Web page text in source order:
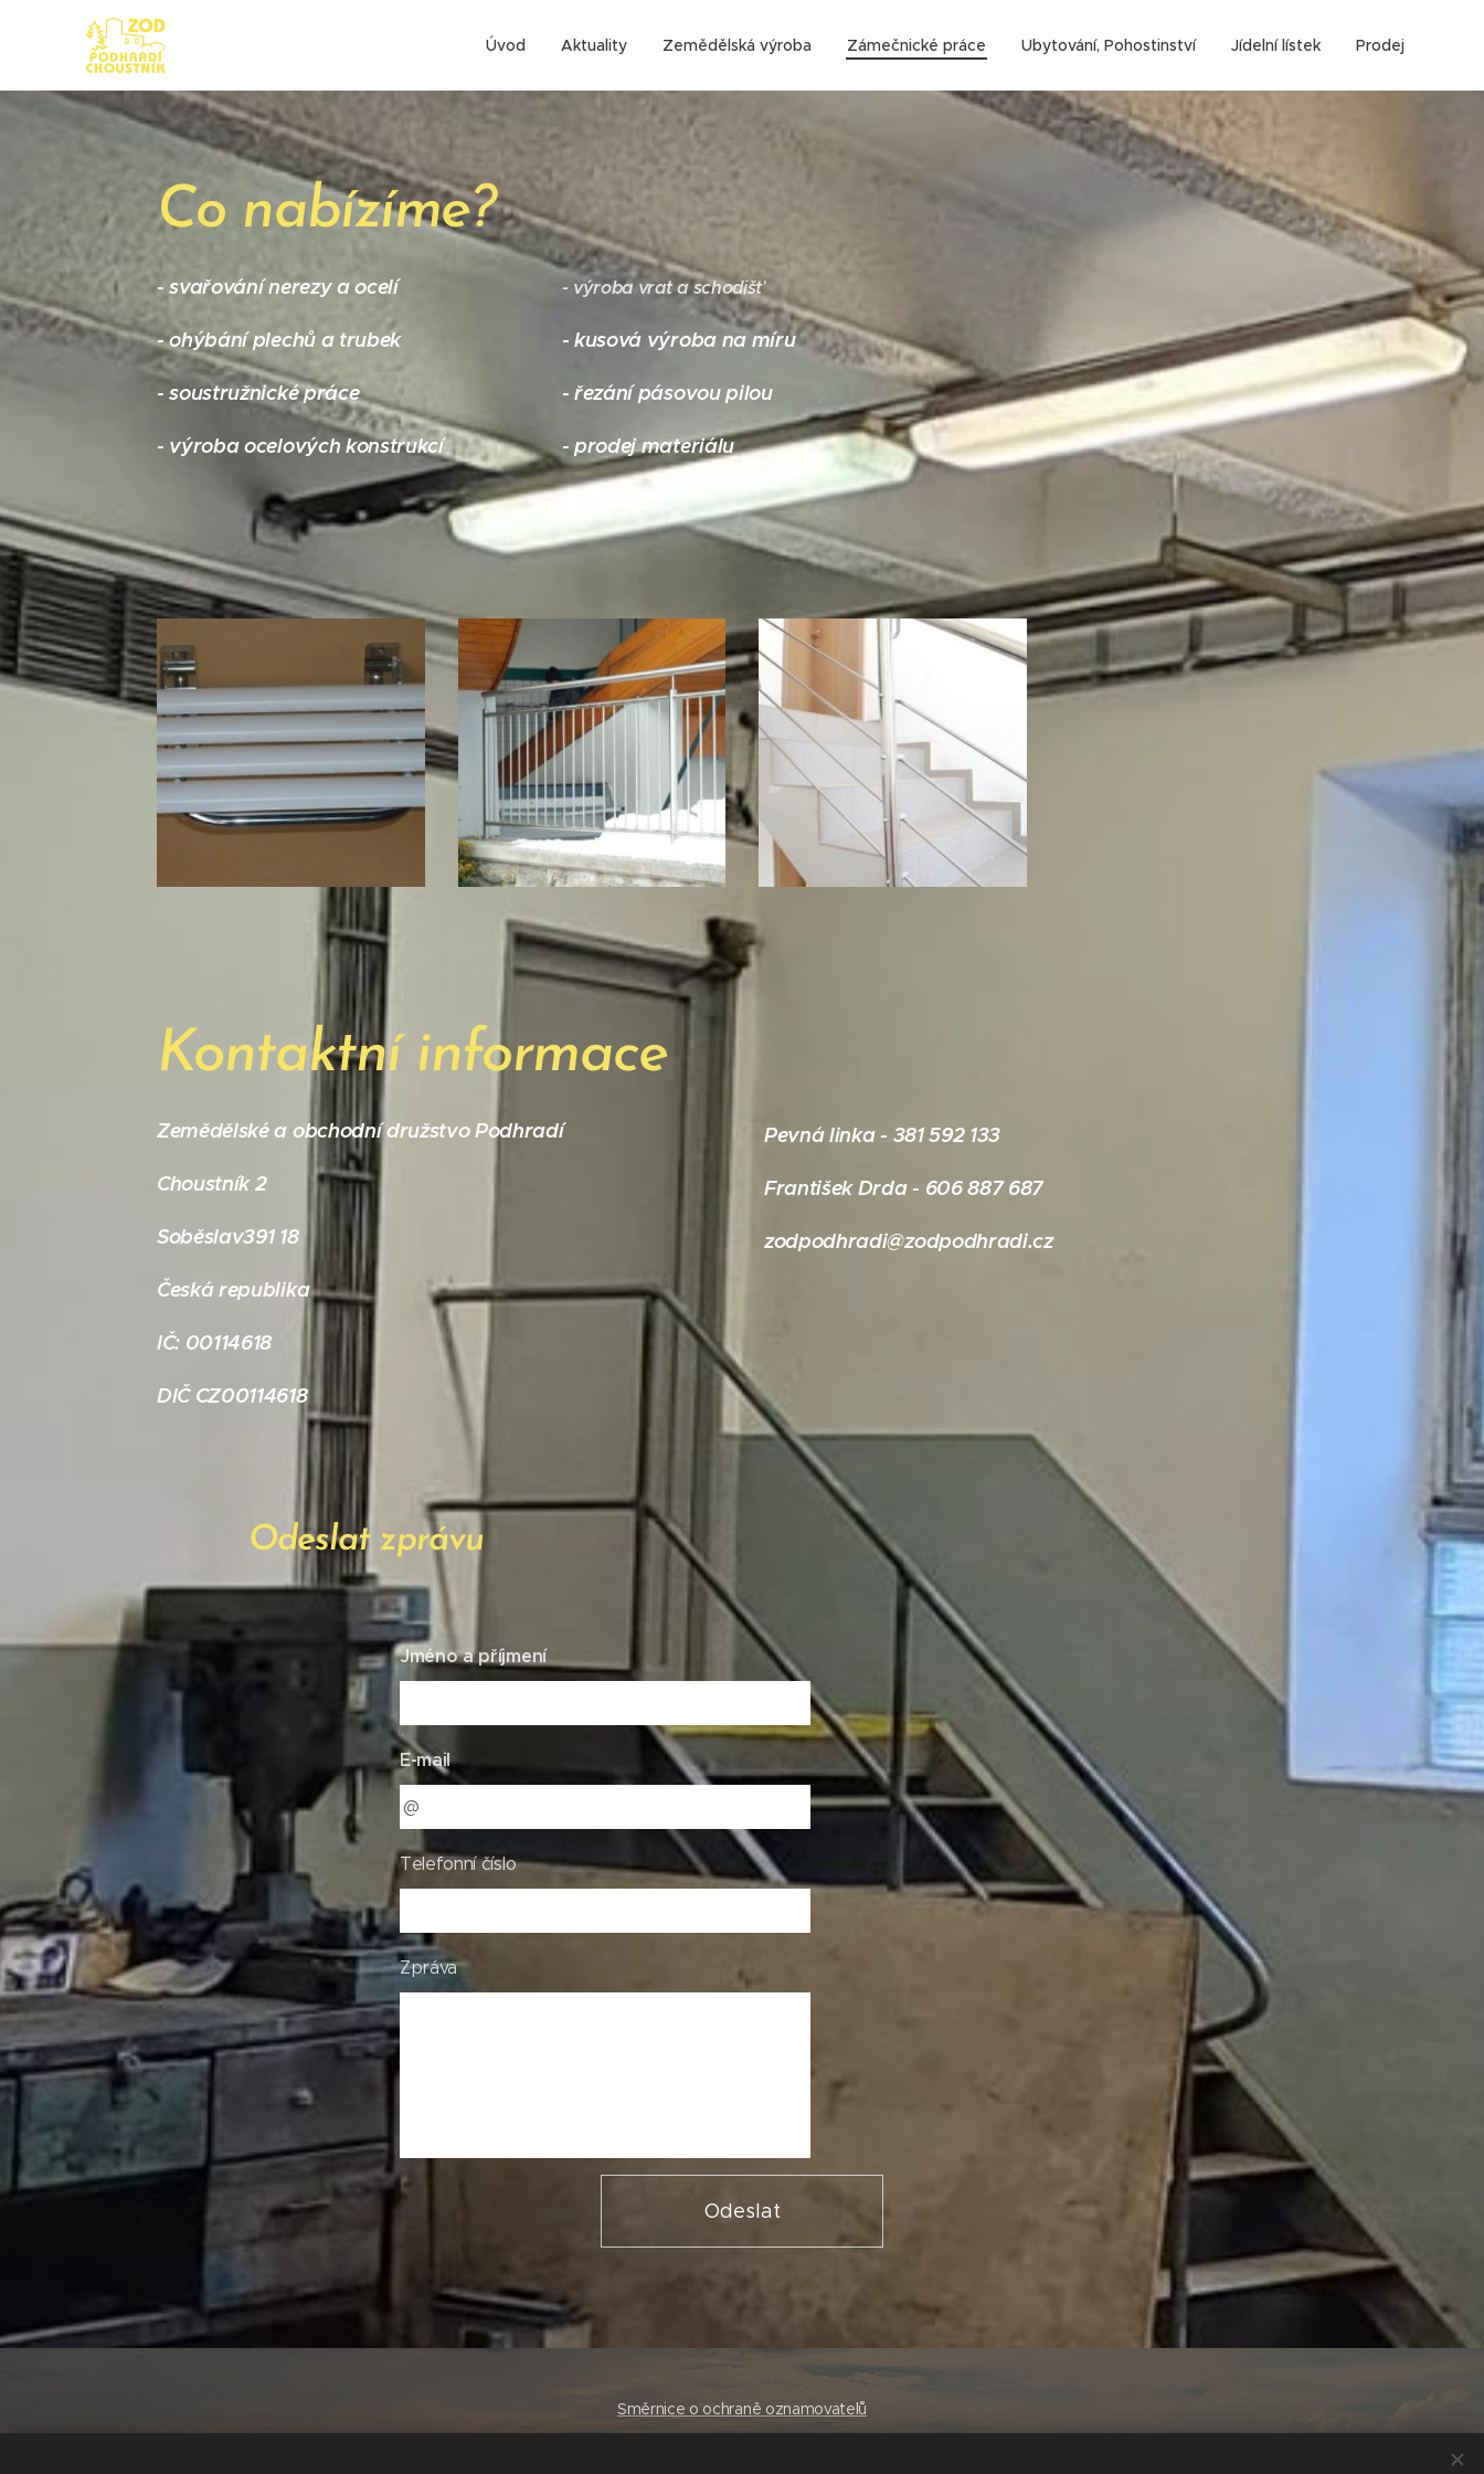
Úvod Aktuality Zemědělská výroba Zámečnické práce Ubytování, Pohostinství Jídelní lístek Prodej
Co nabízíme?
- svařování nerezy a ocelí
- ohýbání plechů a trubek
- soustružnické práce
- výroba ocelových konstrukcí
- výroba vrat a schodišť
- kusová výroba na míru
- řezání pásovou pilou
- prodej materiálu
Kontaktní informace
Zemědělské a obchodní družstvo Podhradí
Choustník 2
Soběslav391 18
Česká republika
IČ: 00114618
DIČ CZ00114618
Pevná linka - 381 592 133
František Drda - 606 887 687
zodpodhradi@zodpodhradi.cz
Odeslat zprávu
Jméno a příjmení
E-mail
Telefonní číslo
Zpráva
Odeslat
Směrnice o ochraně oznamovatelů